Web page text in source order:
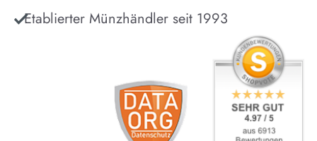
Etablierter Münzhändler seit 1993